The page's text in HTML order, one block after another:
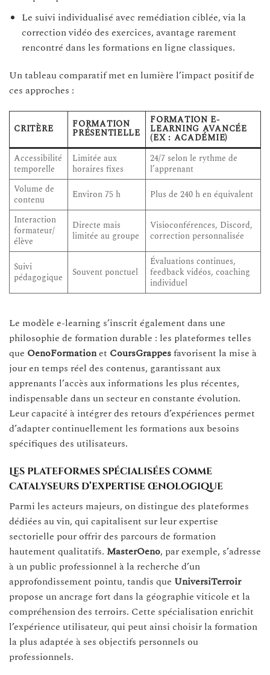
Le suivi individualisé avec remédiation ciblée, via la
correction vidéo des exercices, avantage rarement
rencontré dans les formations en ligne classiques.
Un tableau comparatif met en lumière l’impact positif de
ces approches :
CRITÈRE FORMATION
PRÉSENTIELLE
FORMATION E-
LEARNING AVANCÉE
(EX : ACADÉMIE)
Accessibilité
temporelle
Limitée aux
horaires fixes
24/7 selon le rythme de
l’apprenant
Volume de
contenu
Environ 75 h
Plus de 240 h en équivalent
Interaction
formateur/
élève
Directe mais
limitée au groupe
Visioconférences, Discord,
correction personnalisée
Suivi
pédagogique
Souvent ponctuel
Évaluations continues,
feedback vidéos, coaching
individuel
Le modèle e-learning s’inscrit également dans une
philosophie de formation durable : les plateformes telles
que OenoFormationet CoursGrappesfavorisent la mise à
jour en temps réel des contenus, garantissant aux
apprenants l’accès aux informations les plus récentes,
indispensable dans un secteur en constante évolution.
Leur capacité à intégrer des retours d’expériences permet
d’adapter continuellement les formations aux besoins
spécifiques des utilisateurs.
Les plateformes spécialisées comme
catalyseurs d’expertise œnologique
Parmi les acteurs majeurs, on distingue des plateformes
dédiées au vin, qui capitalisent sur leur expertise
sectorielle pour offrir des parcours de formation
hautement qualitatifs. MasterOeno, par exemple, s’adresse
à un public professionnel à la recherche d’un
approfondissement pointu, tandis que UniversiTerroir
propose un ancrage fort dans la géographie viticole et la
compréhension des terroirs. Cette spécialisation enrichit
l’expérience utilisateur, qui peut ainsi choisir la formation
la plus adaptée à ses objectifs personnels ou
professionnels.